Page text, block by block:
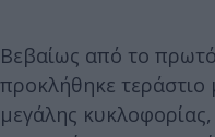
Βεβαίως από το
προκλήθηκε τεράστιο
μεγάλης